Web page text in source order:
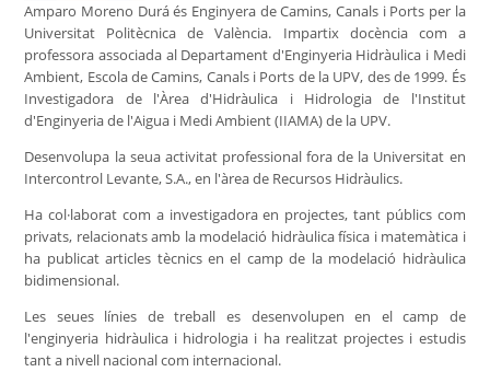
Amparo Moreno Durá és Enginyera de Camins, Canals i Ports per la
Universitat Politècnica de València. Impartix docència com a
professora associada al Departament d'Enginyeria Hidràulica i Medi
Ambient, Escola de Camins, Canals i Ports de la UPV, des de 1999. És
Investigadora de l'Àrea d'Hidràulica i Hidrologia de l'Institut
d'Enginyeria de l'Aigua i Medi Ambient (IIAMA) de la UPV.
Desenvolupa la seua activitat professional fora de la Universitat en
Intercontrol Levante, S.A., en l'àrea de Recursos Hidràulics.
Ha col·laborat com a investigadora en projectes, tant públics com
privats, relacionats amb la modelació hidràulica física i matemàtica i
ha publicat articles tècnics en el camp de la modelació hidràulica
bidimensional.
Les seues línies de treball es desenvolupen en el camp de
l'enginyeria hidràulica i hidrologia i ha realitzat projectes i estudis
tant a nivell nacional com internacional.